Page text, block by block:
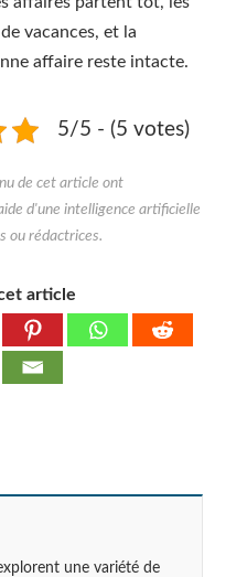
vacances, et la
affaire reste intacte.
5/5 - (5 votes)
article
une variété de